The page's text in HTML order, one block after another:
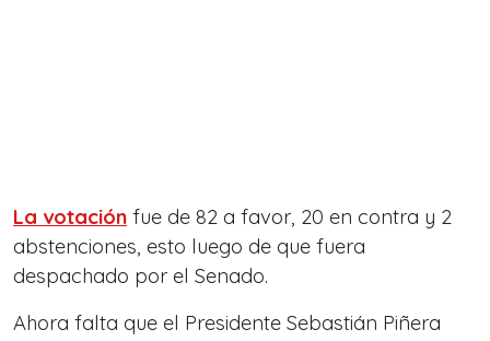
La votación fue de 82 a favor, 20 en contra y 2
abstenciones, esto luego de que fuera
despachado por el Senado.
Ahora falta que el Presidente Sebastián Piñera